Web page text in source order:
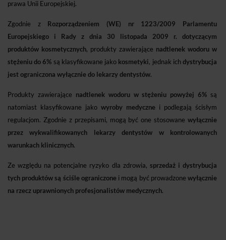
prawa Unii Europejskiej.
Zgodnie z Rozporządzeniem (WE) nr 1223/2009 Parlamentu
Europejskiego i Rady z dnia 30 listopada 2009 r. dotyczącym
produktów kosmetycznych, produkty zawierające nadtlenek wodoru w
stężeniu do 6% są klasyfikowane jako kosmetyki, jednak ichdystrybucja
jest ograniczona wyłącznie do lekarzy dentystów.
Produkty zawierające nadtlenek wodoru w stężeniu powyżej 6% są
natomiast klasyfikowane jako wyroby medyczne i podlegają ścisłym
regulacjom. Zgodnie z przepisami, mogą być one stosowane wyłącznie
przez wykwalifikowanych lekarzy dentystów w kontrolowanych
warunkach klinicznych.
Ze względu na potencjalne ryzyko dla zdrowia, sprzedaż i dystrybucja
tych produktów są ściśle ograniczonei mogą być prowadzonewyłącznie
na rzecz uprawnionych profesjonalistów medycznych.